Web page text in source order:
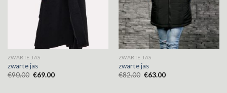
ZWARTE JAS
zwarte jas
€90.00 €69.00
ZWARTE JAS
zwarte jas
€82.00 €63.00